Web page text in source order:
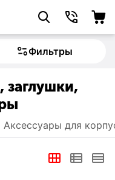
Фильтры
Аксессуары для